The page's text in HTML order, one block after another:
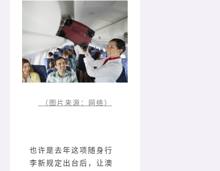
（图片来源：网络）
也许是去年这项随身行
李新规定出台后，让澳